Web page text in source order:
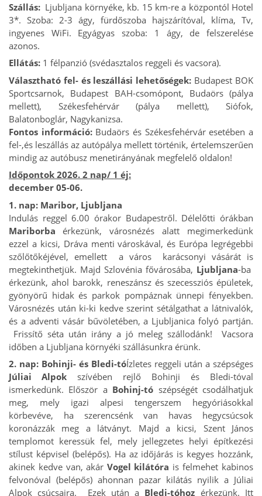
Szállás: Ljubljana környéke, kb. 15 km-re a központól Hotel
3*. Szoba: 2-3 ágy, fürdőszoba hajszárítóval, klíma, Tv,
ingyenes WiFi. Egyágyas szoba: 1 ágy, de felszerelése
azonos.
Ellátás: 1 félpanzió (svédasztalos reggeli és vacsora).
Választható fel- és leszállási lehetőségek: Budapest BOK
Sportcsarnok, Budapest BAH-csomópont, Budaörs (pálya
mellett), Székesfehérvár (pálya mellett), Siófok,
Balatonboglár, Nagykanizsa.
Fontos információ: Budaörs és Székesfehérvár esetében a
fel-,és leszállás az autópálya mellett történik, értelemszerűen
mindig az autóbusz menetirányának megfelelő oldalon!
Időpontok 2026. 2 nap/ 1 éj:
december 05-06.
1. nap: Maribor, Ljubljana
Indulás reggel 6.00 órakor Budapestről. Délelőtti órákban
Mariborba érkezünk, városnézés alatt megimerkedünk
ezzel a kicsi, Dráva menti városkával, és Európa legrégebbi
szőlőtőkéjével, emellett a város karácsonyi vásárát is
megtekinthetjük. Majd Szlovénia fővárosába, Ljubljana-ba
érkezünk, ahol barokk, reneszánsz és szecessziós épületek,
gyönyörű hidak és parkok pompáznak ünnepi fényekben.
Városnézés után ki-ki kedve szerint sétálgathat a látnivalók,
és a adventi vásár bűvöletében, a Ljubljanica folyó partján.
Frissítő séta után irány a jó meleg szállodánk! Vacsora
időben a Ljubljana környéki szállásunkra érünk.
2. nap: Bohinji- és Bledi-tóÍzletes reggeli után a szépséges
Júliai Alpok szívében rejlő Bohinji és Bledi-tóval
ismerkedünk. Először a Bohinj-tó szépségét csodálhatjuk
meg, mely igazi alpesi tengerszem hegyóriásokkal
körbevéve, ha szerencsénk van havas hegycsúcsok
koronázzák meg a látványt. Majd a kicsi, Szent János
templomot keressük fel, mely jellegzetes helyi építkezési
stílust képvisel (belépős). Ha az időjárás is kegyes hozzánk,
akinek kedve van, akár Vogel kilátóra is felmehet kabinos
felvonóval (belépős) ahonnan pazar kilátás nyilik a Júliai
Alpok csúcsaira. Ezek után a Bledi-tóhoz érkezünk. Itt